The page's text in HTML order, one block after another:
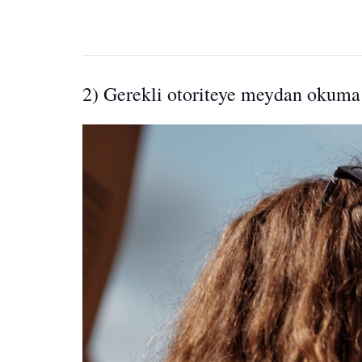
2) Gerekli otoriteye meydan okuma